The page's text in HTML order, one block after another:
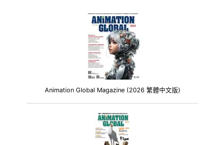
Animation Global Magazine (2026 繁體中文版)